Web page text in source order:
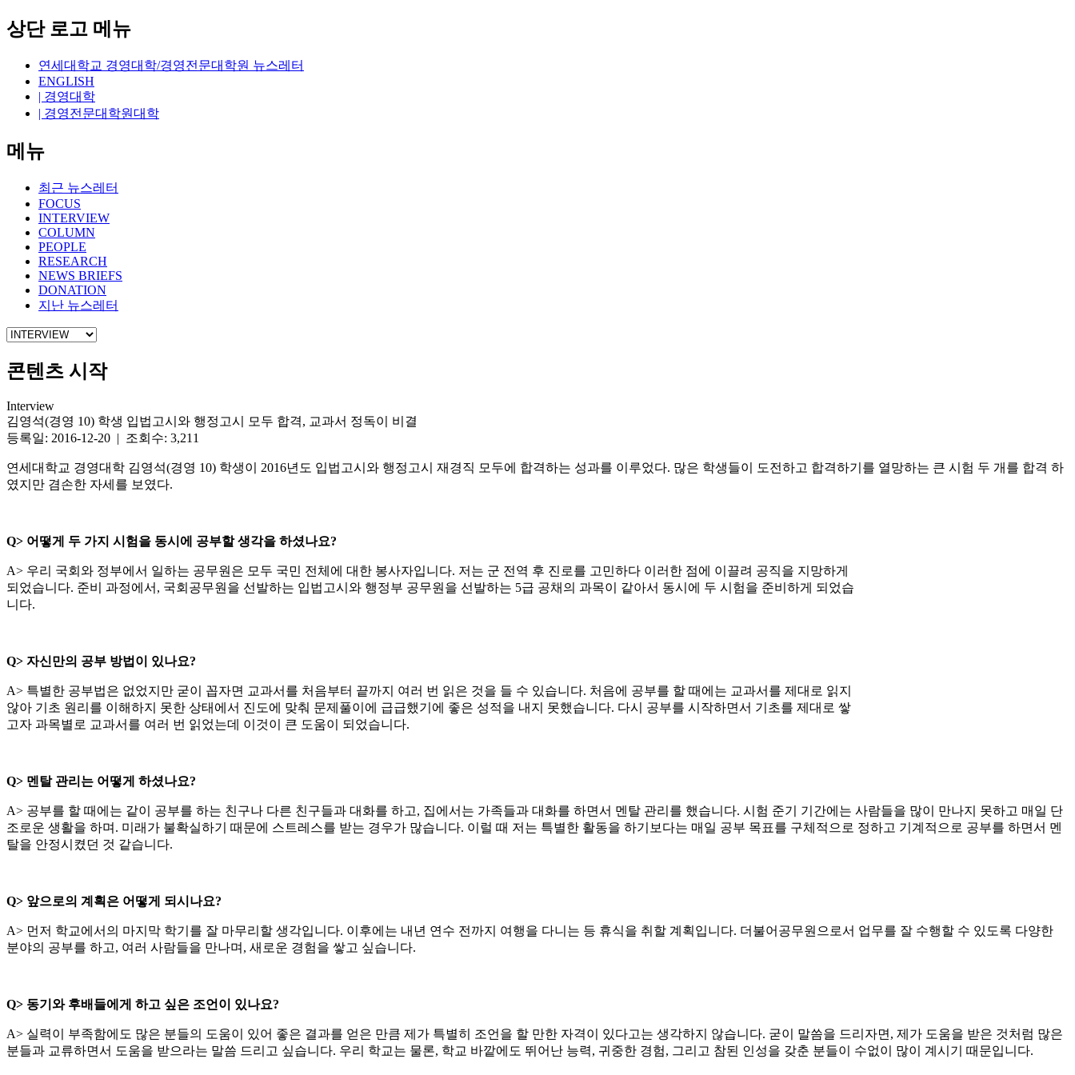
상단 로고 메뉴
연세대학교 경영대학/경영전문대학원 뉴스레터
ENGLISH
| 경영대학
| 경영전문대학원대학
메뉴
최근 뉴스레터
FOCUS
INTERVIEW
COLUMN
PEOPLE
RESEARCH
NEWS BRIEFS
DONATION
지난 뉴스레터
콘텐츠 시작
Interview
김영석(경영 10) 학생 입법고시와 행정고시 모두 합격, 교과서 정독이 비결
등록일: 2016-12-20 | 조회수: 3,211
연세대학교 경영대학 김영석(경영 10) 학생이 2016년도 입법고시와 행정고시 재경직 모두에 합격하는 성과를 이루었다. 많은 학생들이 도전하고 합격하기를 열망하는 큰 시험 두 개를 합격 하
였지만 겸손한 자세를 보였다.
Q> 어떻게 두 가지 시험을 동시에 공부할 생각을 하셨나요?
A> 우리 국회와 정부에서 일하는 공무원은 모두 국민 전체에 대한 봉사자입니다. 저는 군 전역 후 진로를 고민하다 이러한 점에 이끌려 공직을 지망하게
되었습니다. 준비 과정에서, 국회공무원을 선발하는 입법고시와 행정부 공무원을 선발하는 5급 공채의 과목이 같아서 동시에 두 시험을 준비하게 되었습
니다.
Q> 자신만의 공부 방법이 있나요?
A> 특별한 공부법은 없었지만 굳이 꼽자면 교과서를 처음부터 끝까지 여러 번 읽은 것을 들 수 있습니다. 처음에 공부를 할 때에는 교과서를 제대로 읽지
않아 기초 원리를 이해하지 못한 상태에서 진도에 맞춰 문제풀이에 급급했기에 좋은 성적을 내지 못했습니다. 다시 공부를 시작하면서 기초를 제대로 쌓
고자 과목별로 교과서를 여러 번 읽었는데 이것이 큰 도움이 되었습니다.
Q> 멘탈 관리는 어떻게 하셨나요?
A> 공부를 할 때에는 같이 공부를 하는 친구나 다른 친구들과 대화를 하고, 집에서는 가족들과 대화를 하면서 멘탈 관리를 했습니다. 시험 준기 기간에는 사람들을 많이 만나지 못하고 매일 단
조로운 생활을 하며. 미래가 불확실하기 때문에 스트레스를 받는 경우가 많습니다. 이럴 때 저는 특별한 활동을 하기보다는 매일 공부 목표를 구체적으로 정하고 기계적으로 공부를 하면서 멘
탈을 안정시켰던 것 같습니다.
Q> 앞으로의 계획은 어떻게 되시나요?
A> 먼저 학교에서의 마지막 학기를 잘 마무리할 생각입니다. 이후에는 내년 연수 전까지 여행을 다니는 등 휴식을 취할 계획입니다. 더불어공무원으로서 업무를 잘 수행할 수 있도록 다양한
분야의 공부를 하고, 여러 사람들을 만나며, 새로운 경험을 쌓고 싶습니다.
Q> 동기와 후배들에게 하고 싶은 조언이 있나요?
A> 실력이 부족함에도 많은 분들의 도움이 있어 좋은 결과를 얻은 만큼 제가 특별히 조언을 할 만한 자격이 있다고는 생각하지 않습니다. 굳이 말씀을 드리자면, 제가 도움을 받은 것처럼 많은
분들과 교류하면서 도움을 받으라는 말씀 드리고 싶습니다. 우리 학교는 물론, 학교 바깥에도 뛰어난 능력, 귀중한 경험, 그리고 참된 인성을 갖춘 분들이 수없이 많이 계시기 때문입니다.